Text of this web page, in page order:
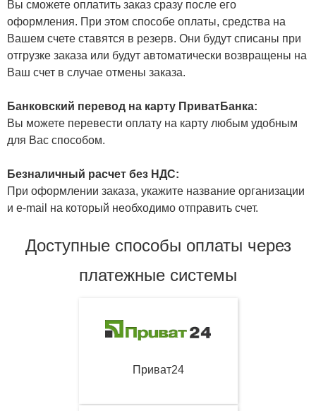
Вы сможете оплатить заказ сразу после его
оформления. При этом способе оплаты, средства на
Вашем счете ставятся в резерв. Они будут списаны при
отгрузке заказа или будут автоматически возвращены на
Ваш счет в случае отмены заказа.
Банковский перевод на карту ПриватБанка:
Вы можете перевести оплату на карту любым удобным
для Вас способом.
Безналичный расчет без НДС:
При оформлении заказа, укажите название организации
и e-mail на который необходимо отправить счет.
Доступные способы оплаты через
платежные системы
Приват24